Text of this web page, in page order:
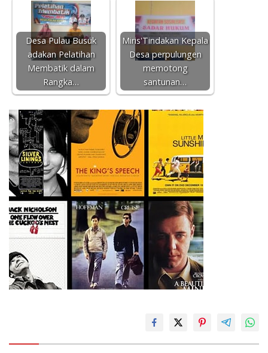
Desa Pulau Busuk
adakan Pelatihan
Membatik dalam
Rangka…
Miris'Tindakan Kepala
Desa perpulungen
memotong
santunan…